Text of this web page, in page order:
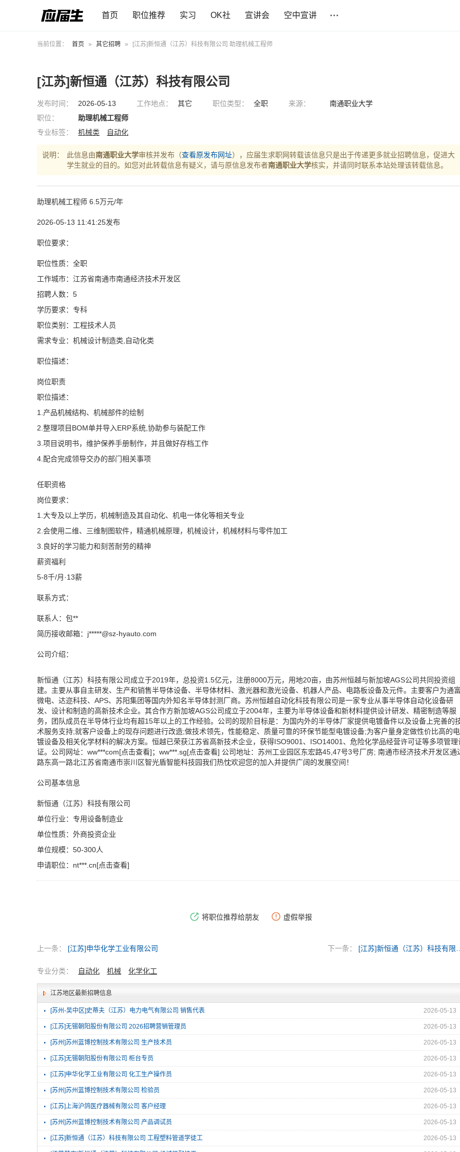
首页 职位推荐 实习 OK社 宣讲会 空中宣讲
当前位置： 首页 » 其它招聘 » [江苏]新恒通（江苏）科技有限公司 助理机械工程师
[江苏]新恒通（江苏）科技有限公司
发布时间： 2026-05-13 工作地点： 其它 职位类型： 全职 来源：
南通职业大学
职位：
助理机械工程师
专业标签：
机械类 自动化
说明： 此信息由南通职业大学审核并发布（查看原发布网址），应届生求职网转载该信息只是出于传递更多就业招聘信息，促进大
学生就业的目的。如您对此转载信息有疑义，请与原信息发布者南通职业大学核实，并请同时联系本站处理该转载信息。
助理机械工程师 6.5万元/年
2026-05-13 11:41:25发布
职位要求：
职位性质：全职
工作城市：江苏省南通市南通经济技术开发区
招聘人数：5
学历要求：专科
职位类别：工程技术人员
需求专业：机械设计制造类,自动化类
职位描述：
岗位职责
职位描述：
1.产品机械结构、机械部件的绘制
2.整理项目BOM单并导入ERP系统,协助参与装配工作
3.项目说明书，维护保养手册制作，并且做好存档工作
4.配合完成领导交办的部门相关事项
任职资格
岗位要求：
1.大专及以上学历，机械制造及其自动化、机电一体化等相关专业
2.会使用二维、三维制图软件，精通机械原理，机械设计，机械材料与零件加工
3.良好的学习能力和刻苦耐劳的精神
薪资福利
5-8千/月·13薪
联系方式：
联系人：包**
简历接收邮箱：j*****@sz-hyauto.com
公司介绍：
新恒通（江苏）科技有限公司成立于2019年，总投资1.5亿元，注册8000万元，用地20亩，由苏州恒越与新加坡AGS公司共同投资组
建。主要从事自主研发、生产和销售半导体设备、半导体材料、激光器和激光设备、机器人产品、电路板设备及元件。主要客户为通富
微电、达迩科技、APS、苏阳集团等国内外知名半导体封测厂商。苏州恒越自动化科技有限公司是一家专业从事半导体自动化设备研
发、设计和制造的高新技术企业。其合作方新加坡AGS公司成立于2004年，主要为半导体设备和新材料提供设计研发、精密制造等服
务，团队成员在半导体行业均有超15年以上的工作经验。公司的现阶目标是：为国内外的半导体厂家提供电镀备件以及设备上完善的
术服务支持;就客户设备上的现存问题进行改造;做技术领先，性能稳定、质量可靠的环保节能型电镀设备;为客户量身定做性价比高的电
镀设备及相关化学材料的解决方案。恒越已荣获江苏省高新技术企业，获得ISO9001、ISO14001、危险化学品经营许可证等多项管理
证。公司网址： ww***com[点击查看]； ww***.sg[点击查看] 公司地址：苏州工业园区东宏路45,47号3号厂房; 南通市经济技术开发区通
路东高一路北江苏省南通市崇川区智光盾智能科技园我们热忱欢迎您的加入并提供广阔的发展空间！
公司基本信息
新恒通（江苏）科技有限公司
单位行业：专用设备制造业
单位性质：外商投资企业
单位规模：50-300人
申请职位： nt***.cn[点击查看]
将职位推荐给朋友 虚假举报
上一条： [江苏]申华化学工业有限公司 下一条： [江苏]新恒通
专业分类： 自动化 机械 化学化工
江苏地区最新招聘信息
2026-05-13
· [苏州-吴中区]史蒂夫（江苏）电力电气有限公司 销售代表
2026-05-13
· [江苏]无锡朝阳股份有限公司 2026招聘营销管理员
2026-05-13
· [苏州]苏州蓝博控制技术有限公司 生产技术员
2026-05-13
· [江苏]无锡朝阳股份有限公司 柜台专员
2026-05-13
· [江苏]申华化学工业有限公司 化工生产操作员
2026-05-13
· [苏州]苏州蓝博控制技术有限公司 检验员
2026-05-13
· [江苏]上海沪鸽医疗器械有限公司 客户经理
2026-05-13
· [苏州]苏州蓝博控制技术有限公司 产品调试员
2026-05-13
· [江苏]新恒通（江苏）科技有限公司 工程塑料管道学徒工